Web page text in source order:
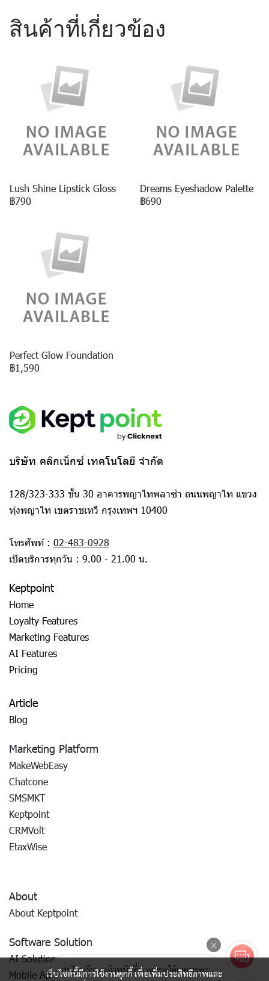
สินค้าที่เกี่ยวข้อง
Lush Shine Lipstick Gloss
฿790
Dreams Eyeshadow Palette
฿690
Perfect Glow Foundation
฿1,590
เว็บไซต์นี้มีการใช้งานคุกกี้ เพื่อเพิ่มประสิทธิภาพและ
บริษัท คลิกเน็กซ์ เทคโนโลยี จำกัด
128/323-333 ชั้น 30 อาคารพญาไทพลาซ่า ถนนพญาไท แขวง
ทุ่งพญาไท เขตราชเทวี กรุงเทพฯ 10400
โทรศัพท์ : 02-483-0928
เปิดบริการทุกวัน : 9.00 - 21.00 น.
Keptpoint
Home
Loyalty Features
Marketing Features
AI Features
Pricing
Article
Blog
Marketing Platform
MakeWebEasy
Chatcone
SMSMKT
Keptpoint
CRMVolt
EtaxWise
About
About Keptpoint
Software Solution
AI Solution
Mobile App Development